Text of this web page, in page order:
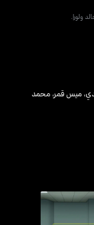
ولورا.
،ميس قمر،محمد